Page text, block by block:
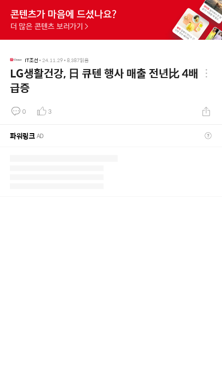
IT조선 • 24.11.29• 8,387읽음
LG생활건강, 日 큐텐 행사 매출 전년比 4배
급증
0 3
파워링크AD